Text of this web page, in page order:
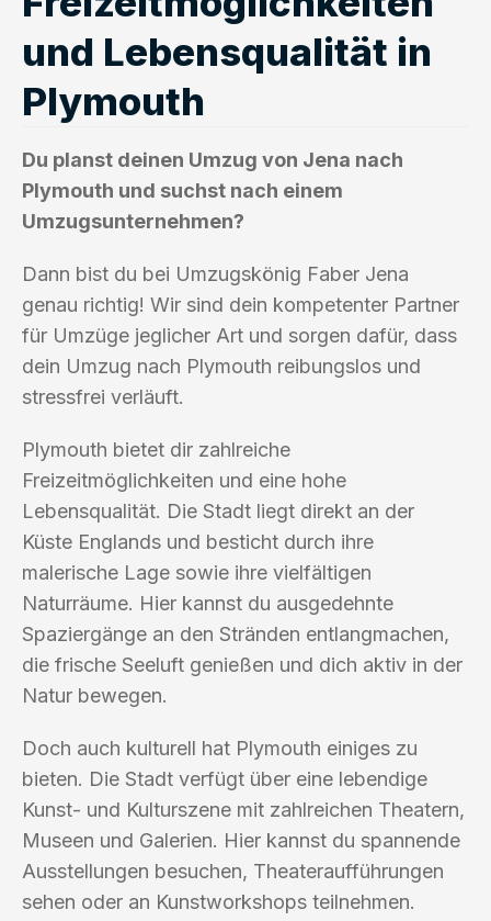
und Lebensqualität in
Plymouth
Du planst deinen Umzug von Jena nach
Plymouth und suchst nach einem
Umzugsunternehmen?
Dann bist du bei Umzugskönig Faber Jena
genau richtig! Wir sind dein kompetenter Partner
für Umzüge jeglicher Art und sorgen dafür, dass
dein Umzug nach Plymouth reibungslos und
stressfrei verläuft.
Plymouth bietet dir zahlreiche
Freizeitmöglichkeiten und eine hohe
Lebensqualität. Die Stadt liegt direkt an der
Küste Englands und besticht durch ihre
malerische Lage sowie ihre vielfältigen
Naturräume. Hier kannst du ausgedehnte
Spaziergänge an den Stränden entlangmachen,
die frische Seeluft genießen und dich aktiv in der
Natur bewegen.
Doch auch kulturell hat Plymouth einiges zu
bieten. Die Stadt verfügt über eine lebendige
Kunst- und Kulturszene mit zahlreichen Theatern,
Museen und Galerien. Hier kannst du spannende
Ausstellungen besuchen, Theateraufführungen
sehen oder an Kunstworkshops teilnehmen.